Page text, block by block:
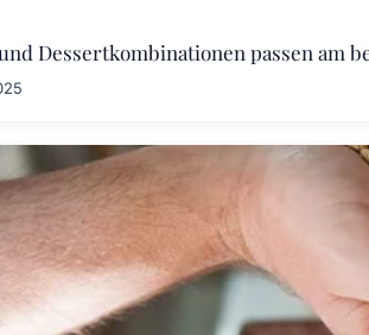
Dessertkombinationen passen am